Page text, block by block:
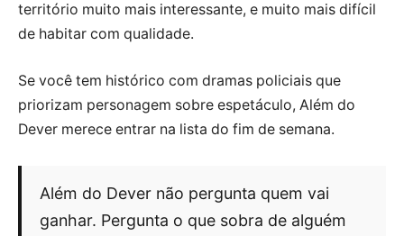
território muito mais interessante, e muito mais difícil
de habitar com qualidade.
Se você tem histórico com dramas policiais que
priorizam personagem sobre espetáculo, Além do
Dever merece entrar na lista do fim de semana.
Além do Dever não pergunta quem vai
ganhar. Pergunta o que sobra de alguém